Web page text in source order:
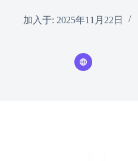
加入于: 2025年11月22日